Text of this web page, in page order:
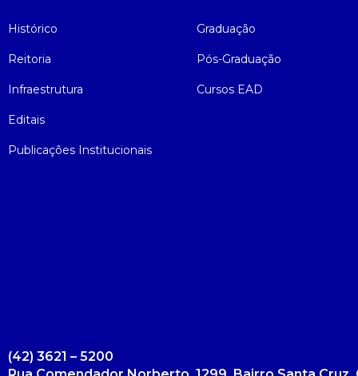
Histórico
Reitoria
Infraestrutura
Editais
Publicações Institucionais
Graduação
Pós-Graduação
Cursos EAD
(42) 3621 – 5200